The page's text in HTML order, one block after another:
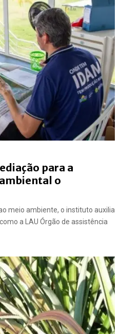
para a
o
meio ambiente, o instituto auxilia
a LAU Órgão de assistência